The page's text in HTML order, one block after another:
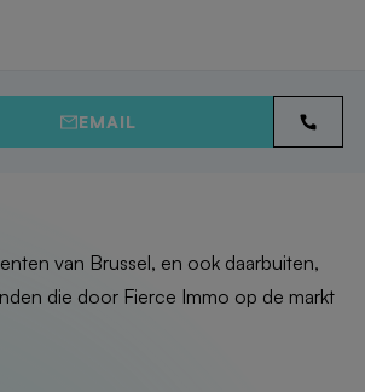
EMAIL
van Brussel, en ook daarbuiten,
die door Fierce Immo op de markt